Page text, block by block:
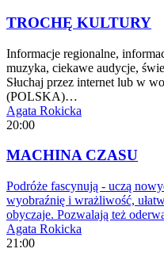
TROCHĘ KULTURY
Informacje regionalne,
muzyka, ciekawe audycje,
Słuchaj przez internet lub w
(POLSKA)…
Agata Rokicka
20:00
MACHINA CZASU
Podróże fascynują - uczą
wyobraźnię i wrażliwość,
obyczaje. Pozwalają też
Agata Rokicka
21:00